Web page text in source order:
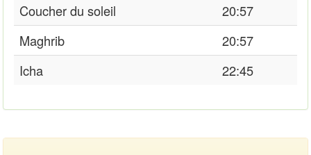
Coucher du soleil
20:57
Maghrib
20:57
Icha
22:45